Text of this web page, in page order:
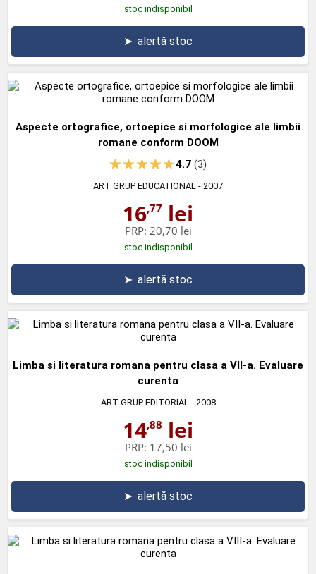
stoc indisponibil
➤ alertă stoc
Aspecte ortografice, ortoepice si morfologice ale limbii
romane conform DOOM
4.7(3)
ART GRUP EDUCATIONAL - 2007
16,77 lei
PRP: 20,70 lei
stoc indisponibil
➤ alertă stoc
Limba si literatura romana pentru clasa a VII-a. Evaluare
curenta
ART GRUP EDITORIAL - 2008
14,88 lei
PRP: 17,50 lei
stoc indisponibil
➤ alertă stoc